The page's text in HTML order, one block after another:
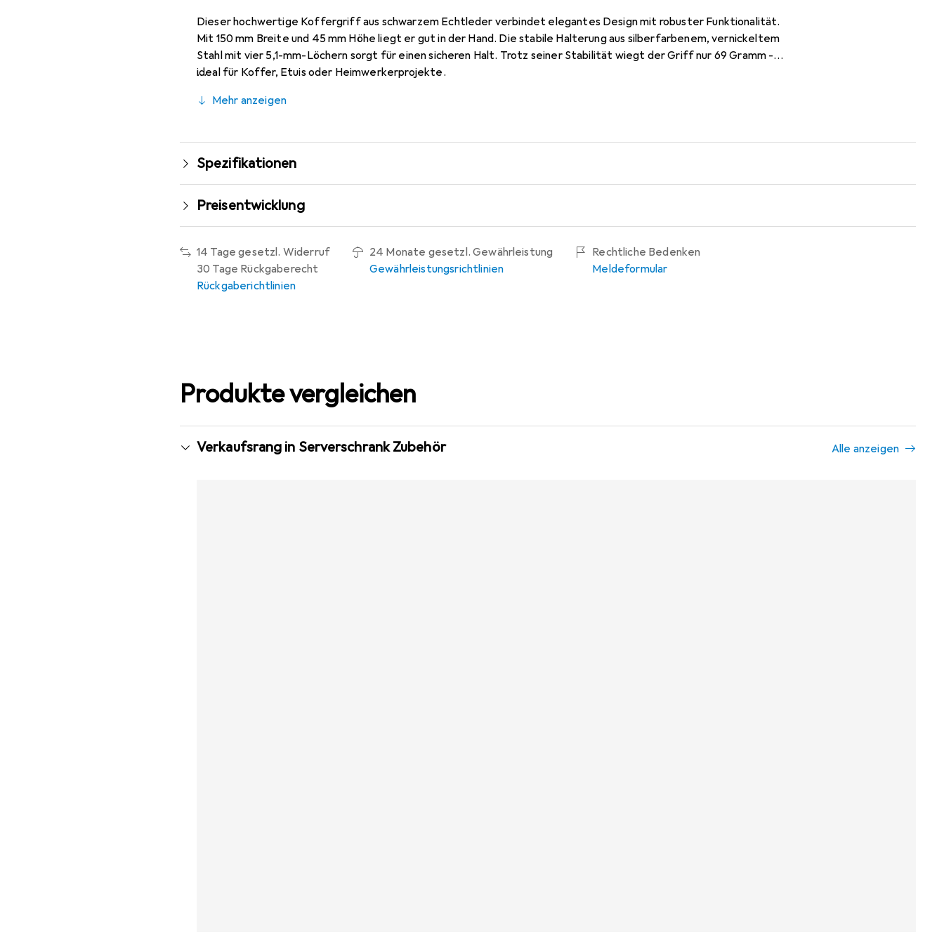
Dieser hochwertige Koffergriff aus schwarzem Echtleder verbindet elegantes Design mit robuster Funktionalität.
Mit 150 mm Breite und 45 mm Höhe liegt er gut in der Hand. Die stabile Halterung aus silberfarbenem, vernickeltem
Stahl mit vier 5,1-mm-Löchern sorgt für einen sicheren Halt. Trotz seiner Stabilität wiegt der Griff nur 69 Gramm -
ideal für Koffer, Etuis oder Heimwerkerprojekte.
Mehr anzeigen
Spezifikationen
Preisentwicklung
14 Tage gesetzl. Widerruf
30 Tage Rückgaberecht
Rückgaberichtlinien
24 Monate gesetzl. Gewährleistung
Gewährleistungsrichtlinien
Rechtliche Bedenken
Meldeformular
Produkte vergleichen
Verkaufsrang in Serverschrank Zubehör Alle anzeigen